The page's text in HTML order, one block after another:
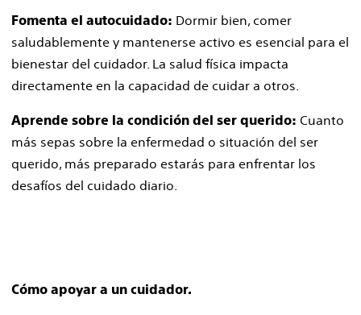
Fomenta el autocuidado: Dormir bien, comer
saludablemente y mantenerse activo es esencial para el
bienestar del cuidador. La salud física impacta
directamente en la capacidad de cuidar a otros.
Aprende sobre la condición del ser querido: Cuanto
más sepas sobre la enfermedad o situación del ser
querido, más preparado estarás para enfrentar los
desafíos del cuidado diario.
Cómo apoyar a un cuidador.